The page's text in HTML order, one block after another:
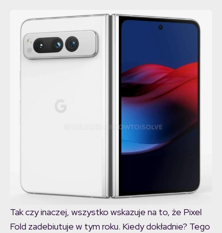
Tak czy inaczej, wszystko wskazuje na to, że Pixel
Fold zadebiutuje w tym roku. Kiedy dokładnie? Tego